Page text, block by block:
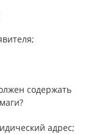
содержать
адрес;